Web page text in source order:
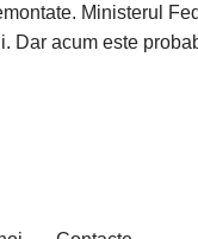
Ministerul
Dar acum este